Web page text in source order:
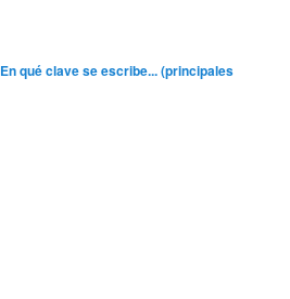
En qué clave se escribe... (principales